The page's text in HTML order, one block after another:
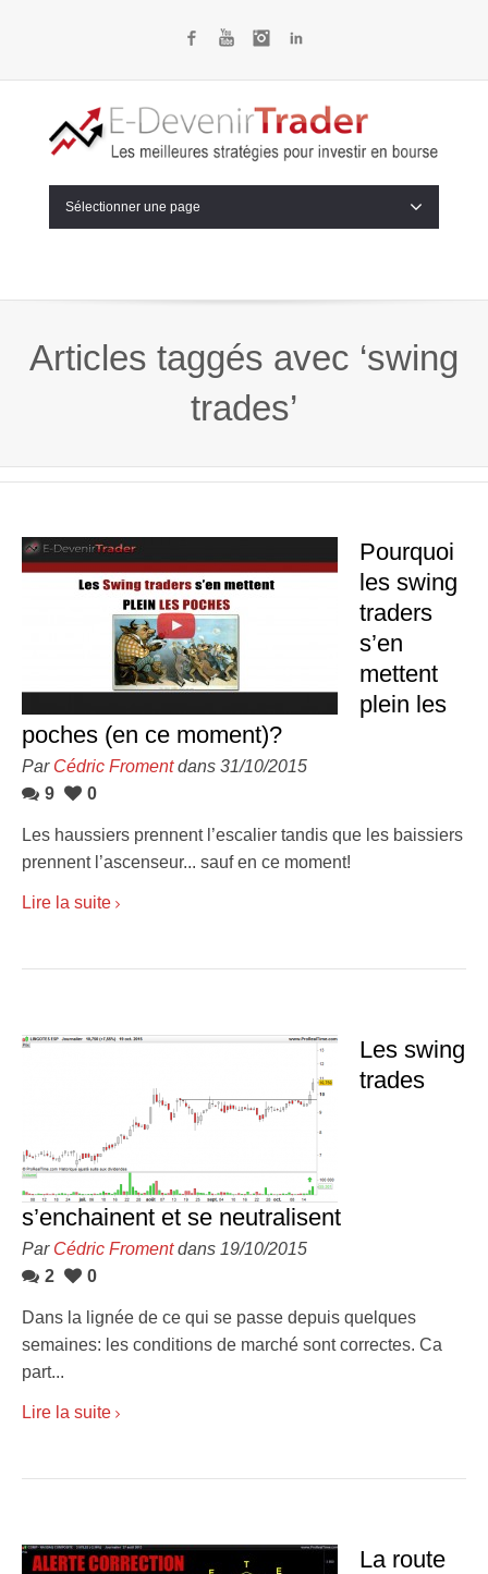
FacebookYouTubeInstagram
Sélectionner une page
Articles taggés avec ‘swing
trades’
Pourquoi
les swing
traders
s’en
mettent
plein les
poches (en ce moment)?
Par Cédric Fromentdans 31/10/2015
9
0
Les haussiers prennent l’escalier tandis que les baissiers
prennent l’ascenseur... sauf en ce moment!
Lire la suite
Les swing
trades
s’enchainent et se neutralisent
Par Cédric Fromentdans 19/10/2015
2
0
Dans la lignée de ce qui se passe depuis quelques
semaines: les conditions de marché sont correctes. Ca
part...
Lire la suite
La route